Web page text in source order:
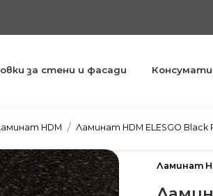
за стени и фасади
You are here:
HDM Ламинат HDM ELESGO
Ламинат